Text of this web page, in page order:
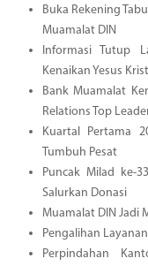
Buka Rekening
Muamalat DIN
Informasi Tutup
Kenaikan Yesus
Bank Muamalat
Relations Top
Kuartal Pertama
Tumbuh Pesat
Puncak Milad ke-
Salurkan Donasi
Muamalat DIN Jadi
Pengalihan
Perpindahan